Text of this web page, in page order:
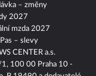
– změny
2027
mzda 2027
– slevy
CENTER a.s.
100 00 Praha 10 -